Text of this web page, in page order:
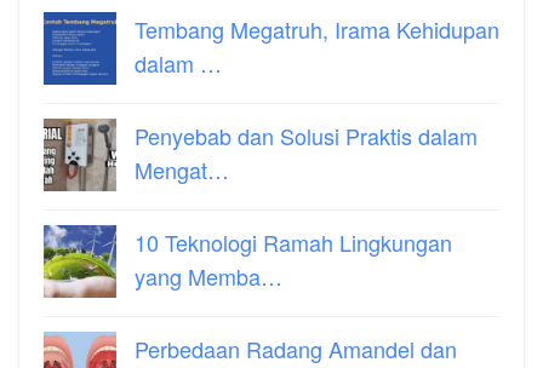
Tembang Megatruh, Irama Kehidupan
dalam …
Penyebab dan Solusi Praktis dalam
Mengat…
10 Teknologi Ramah Lingkungan
yang Memba…
Perbedaan Radang Amandel dan